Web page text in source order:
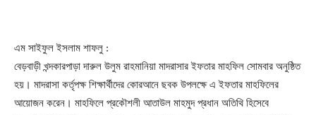
এম সাইফুল ইসলাম শাফলু :
বেড়বাড়ী খন্দকারপাড়া দারুল উলুম রাহমানিয়া মাদরাসার ইফতার মাহফিল সোমবার অনুষ্ঠিত
হয়। মাদরাসা কর্তৃপক্ষ শিক্ষার্থীদের কোরআনে ছবক উপলক্ষে এ ইফতার মাহফিলের
আয়োজন করেন। মাহফিলে প্রকৌশলী আতাউল মাহমুদ প্রধান অতিথি হিসেবে